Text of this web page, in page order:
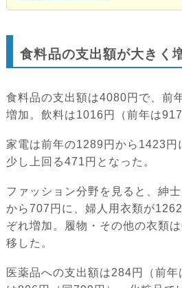
食料品の支出額が大きく
食料品の支出額は4080円で、前
増加。飲料は1016円（前年は917
家電は前年の1289円から1423円
少し上回る471円となった。
ファッション分野を見ると、紳
から707円に、婦人用衣類が
ぞれ増加。履物・その他の衣類
移した。
医薬品への支出額は284円（前